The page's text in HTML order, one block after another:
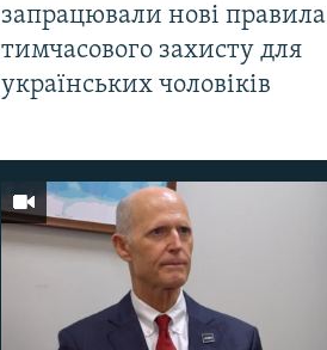
запрацювали нові правила
тимчасового захисту для
українських чоловіків